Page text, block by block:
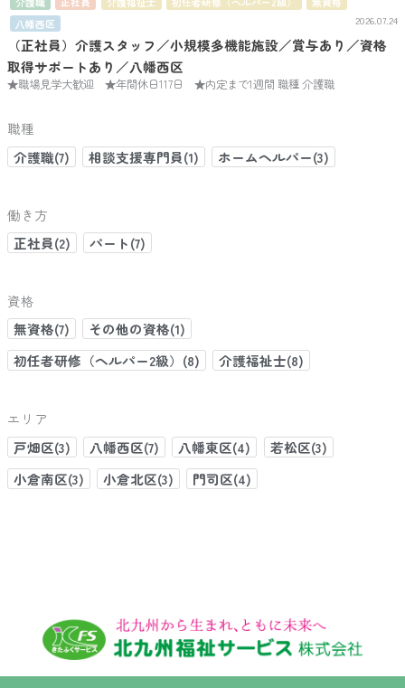
八幡西区
2026.07.24
（正社員）介護スタッフ／小規模多機能施設／賞与あり／資格
取得サポートあり／八幡西区
★職場見学大歓迎 ★年間休日117日 ★内定まで1週間 職種 介護職
職種
介護職(7)
相談支援専門員(1) ホームヘルパー(3)
働き方
正社員(2)
パート(7)
資格
無資格(7)
その他の資格(1)
初任者研修（ヘルパー2級）(8)
介護福祉士(8)
エリア
戸畑区(3)
八幡西区(7) 八幡東区(4)
若松区(3)
小倉南区(3)
小倉北区(3) 門司区(4)